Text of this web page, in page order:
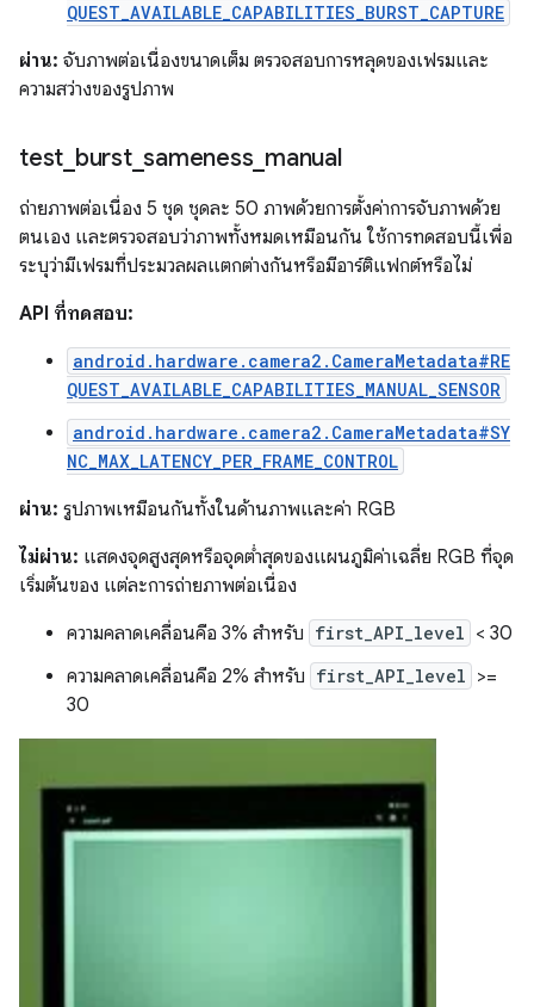
QUEST_AVAILABLE_CAPABILITIES_BURST_CAPTURE
ผ่าน: จับภาพต่อเนื่องขนาดเต็ม ตรวจสอบการหลุดของเฟรมและ
ความสว่างของรูปภาพ
test burst_sameness manual
ถ่ายภาพต่อเนื่อง 5 ชุด ชุดละ 50 ภาพด้วยการตั้งค่าการจับภาพด้วย
ตนเอง และตรวจสอบว่าภาพทั้งหมดเหมือนกัน ใช้การทดสอบนี้เพื่อ
ระบุว่ามีเฟรมที่ประมวลผลแตกต่างกันหรือมีอาร์ติแฟกต์หรือไม่
API ที่ทดสอบ:
android.hardware.camera2.CameraMetadata#RE
QUEST_AVAILABLE_CAPABILITIES_MANUAL_SENSOR
android.hardware.camera2.CameraMetadata#SY
NC_MAX_LATENCY_PER_FRAME_CONTROL
ผ่าน: รูปภาพเหมือนกันทั้งในด้านภาพและค่า RGB
ไม่ผ่าน: แสดงจุดสูงสุดหรือจุดต่ำสุดของแผนภูมิค่าเฉลี่ย RGB ที่จุด
เริ่มต้นของ แต่ละการถ่ายภาพต่อเนื่อง
ความคลาดเคลื่อนคือ 3% สำหรับ first_API_level < 30
ความคลาดเคลื่อนคือ 2% สำหรับ first_API_level >=
30